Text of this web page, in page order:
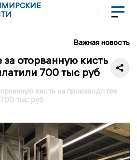
Важная новость
оторванную кисть
700 тыс руб
кисть на производстве
тыс руб